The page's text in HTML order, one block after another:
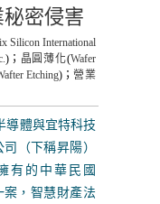
密侵害
Silicon International
)； 晶圓薄化(Wafer
Etching)；營業
導體與宜特科技
（下稱昇陽）
有的中華民國
案，智慧財產法